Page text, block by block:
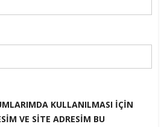
KULLANILMASI IÇIN
VE SITE ADRESIM BU